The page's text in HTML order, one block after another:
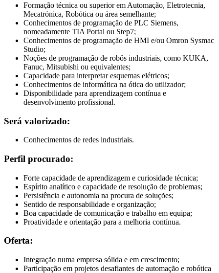
Formação técnica ou superior em Automação, Eletrotecnia,
Mecatrónica, Robótica ou área semelhante;
Conhecimentos de programação de PLC Siemens,
nomeadamente TIA Portal ou Step7;
Conhecimentos de programação de HMI e/ou Omron Sysmac
Studio;
Noções de programação de robôs industriais, como KUKA,
Fanuc, Mitsubishi ou equivalentes;
Capacidade para interpretar esquemas elétricos;
Conhecimentos de informática na ótica do utilizador;
Disponibilidade para aprendizagem contínua e
desenvolvimento profissional.
Será valorizado:
Conhecimentos de redes industriais.
Perfil procurado:
Forte capacidade de aprendizagem e curiosidade técnica;
Espírito analítico e capacidade de resolução de problemas;
Persistência e autonomia na procura de soluções;
Sentido de responsabilidade e organização;
Boa capacidade de comunicação e trabalho em equipa;
Proatividade e orientação para a melhoria contínua.
Oferta:
Integração numa empresa sólida e em crescimento;
Participação em projetos desafiantes de automação e robótica